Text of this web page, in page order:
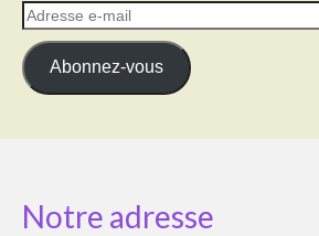
Adresse
e-
mail
Abonnez-vous
Notre adresse